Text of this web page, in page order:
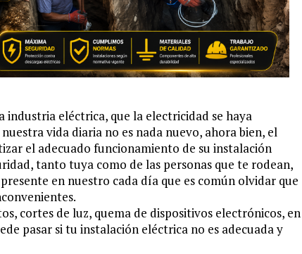
industria eléctrica, que la electricidad se haya
vida diaria no es nada nuevo, ahora bien, el
el adecuado funcionamiento de su instalación
tanto tuya como de las personas que te rodean,
en nuestro cada día que es común olvidar que
cortes de luz, quema de dispositivos electrónicos, en
pasar si tu instalación eléctrica no es adecuada y